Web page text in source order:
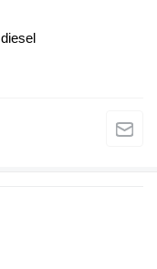
diesel